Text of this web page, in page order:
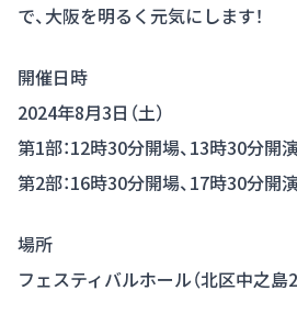
で、大阪を明るく元気にします！
開催日時
2024年8月3日（土）
第1部：12時30分開場、13時30分開
第2部：16時30分開場、17時30分開
場所
フェスティバルホール（北区中之島